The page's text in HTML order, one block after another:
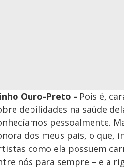
Ouro-Preto - Pois é,
debilidades na saúde
pessoalmente.
dos meus pais, o que,
como ela possuem
nós para sempre – e a